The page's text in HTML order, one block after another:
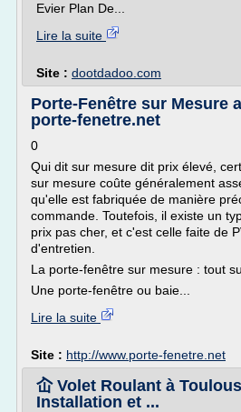
Evier Plan De...
Lire la suite
Site : dootdadoo.com
Porte-Fenêtre sur Mesure
porte-fenetre.net
0
Qui dit sur mesure dit prix élevé,
sur mesure coûte généralement
qu'elle est fabriquée de manière
commande. Toutefois, il existe un
prix pas cher, et c'est celle faite de
d'entretien.
La porte-fenêtre sur mesure : tout
Une porte-fenêtre ou baie...
Lire la suite
Site : http://www.porte-fenetre.net
屳 Volet Roulant à
Installation et ...